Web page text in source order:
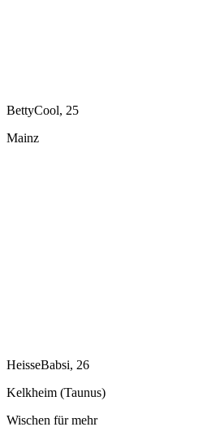
BettyCool, 25
Mainz
HeisseBabsi, 26
Kelkheim (Taunus)
Wischen für mehr